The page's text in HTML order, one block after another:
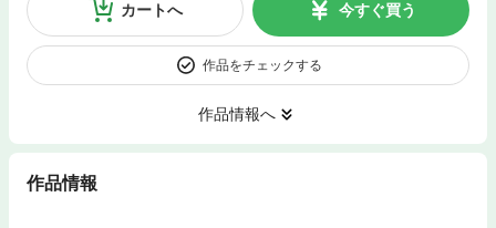
カートへ 今すぐ買う
作品をチェックする
作品情報へ
作品情報